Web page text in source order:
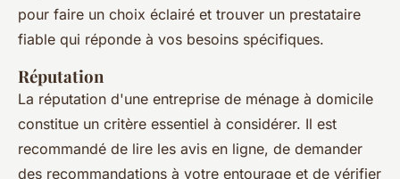
pour faire un choix éclairé et trouver un prestataire
fiable qui réponde à vos besoins spécifiques.
Réputation
La réputation d'une entreprise de ménage à domicile
constitue un critère essentiel à considérer. Il est
recommandé de lire les avis en ligne, de demander
des recommandations à votre entourage et de vérifier